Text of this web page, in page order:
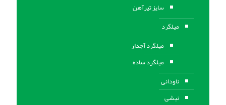
سایز تیرآهن
میلگرد
میلگرد آجدار
میلگرد ساده
ناودانی
نبشی